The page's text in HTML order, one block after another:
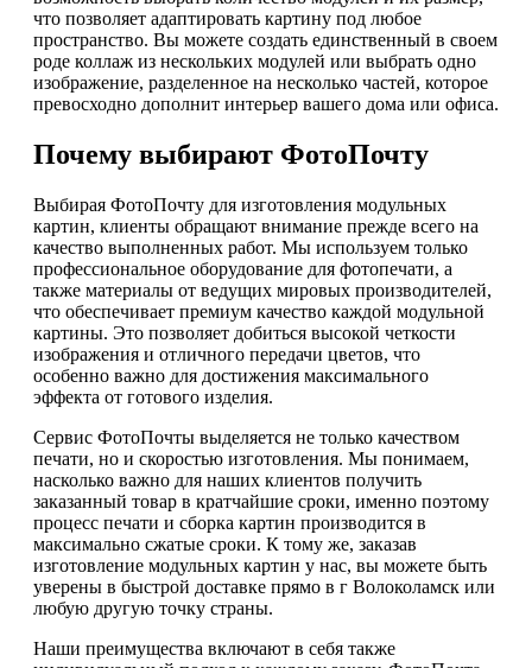
что позволяет адаптировать картину под любое
пространство. Вы можете создать единственный в своем
роде коллаж из нескольких модулей или выбрать одно
изображение, разделенное на несколько частей, которое
превосходно дополнит интерьер вашего дома или офиса.
Почему выбирают ФотоПочту
Выбирая ФотоПочту для изготовления модульных
картин, клиенты обращают внимание прежде всего на
качество выполненных работ. Мы используем только
профессиональное оборудование для фотопечати, а
также материалы от ведущих мировых производителей,
что обеспечивает премиум качество каждой модульной
картины. Это позволяет добиться высокой четкости
изображения и отличного передачи цветов, что
особенно важно для достижения максимального
эффекта от готового изделия.
Сервис ФотоПочты выделяется не только качеством
печати, но и скоростью изготовления. Мы понимаем,
насколько важно для наших клиентов получить
заказанный товар в кратчайшие сроки, именно поэтому
процесс печати и сборка картин производится в
максимально сжатые сроки. К тому же, заказав
изготовление модульных картин у нас, вы можете быть
уверены в быстрой доставке прямо в г Волоколамск или
любую другую точку страны.
Наши преимущества включают в себя также